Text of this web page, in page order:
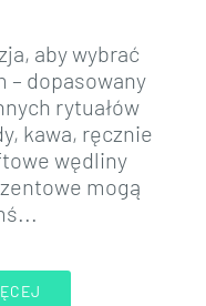
aby wybrać
– dopasowany
rytuałów
kawa, ręcznie
wędliny
mogą